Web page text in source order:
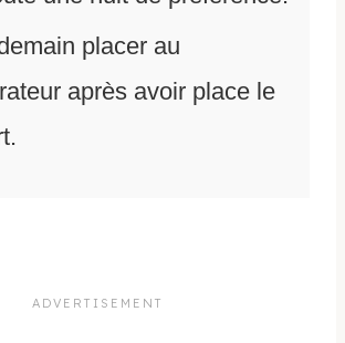
placer au
après avoir place le